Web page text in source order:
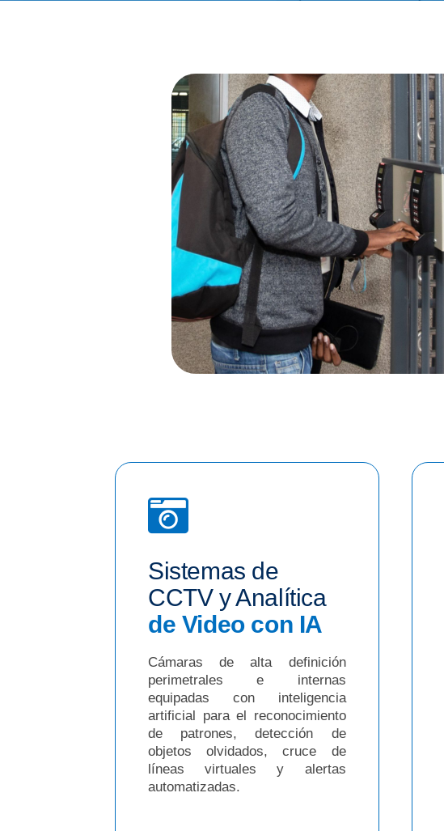
Sistemas de
CCTV y Analítica
de Video con IA
Cámaras de alta definición
perimetrales e internas
equipadas con inteligencia
artificial para el reconocimiento
de patrones, detección de
objetos olvidados, cruce de
líneas virtuales y alertas
automatizadas.